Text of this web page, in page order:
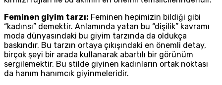
Feminen giyim tarzı: Feminen hepimizin bildiği gibi
“kadınsı” demektir. Anlamında yatan bu “dişilik” kavramı
moda dünyasındaki bu giyim tarzında da oldukça
baskındır. Bu tarzın ortaya çıkışındaki en önemli detay,
birçok şeyi bir arada kullanarak abartılı bir görünüm
sergilemektir. Bu stilde giyinen kadınların ortak noktası
da hanım hanımcık giyinmeleridir.